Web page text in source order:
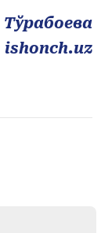
ishonch.uz